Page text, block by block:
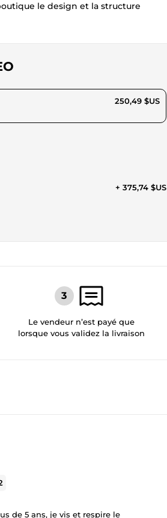
le design et la structure
250,49 $US
+ 375,74 $US
Le vendeur n’est payé que
lorsque vous validez la livraison
de 5 ans, je vis et respire le